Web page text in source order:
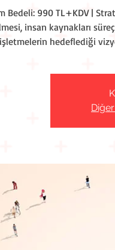
Bedeli: 990 TL+KDV |
insan kaynakları
hedeflediği